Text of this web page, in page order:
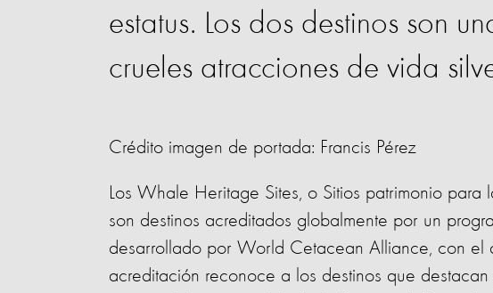
estatus. Los dos destinos son
crueles atracciones de vida
Crédito imagen de portada: Francis Pérez
Los Whale Heritage Sites, o Sitios patrimonio
son destinos acreditados globalmente por un
desarrollado por World Cetacean Alliance, con el
acreditación reconoce a los destinos que